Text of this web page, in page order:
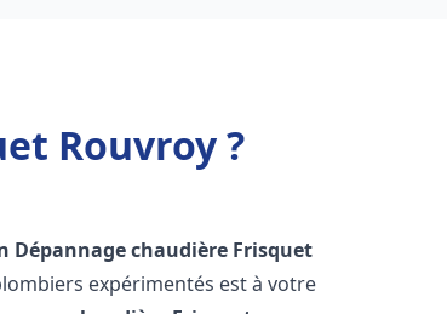
Rouvroy ?
Dépannage chaudière Frisquet
expérimentés est à votre